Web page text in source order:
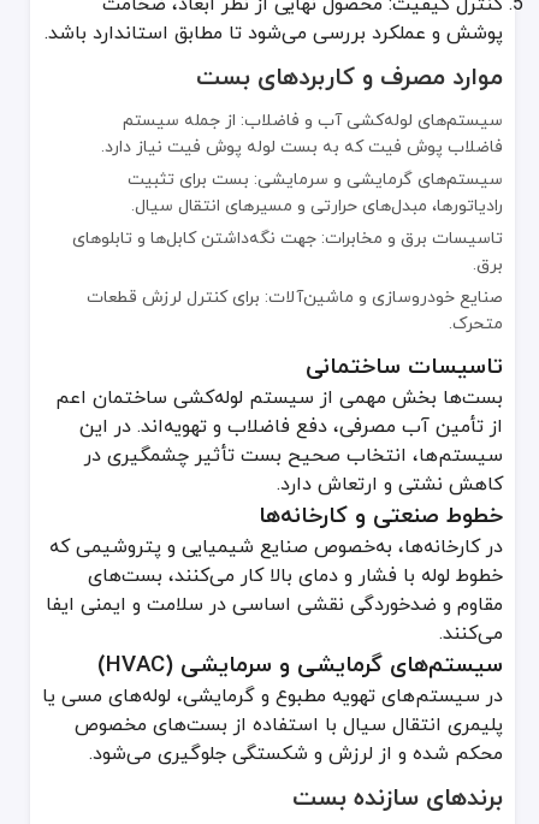
پوشش و عملکرد بررسی می‌شود تا مطابق استاندارد باشد.
موارد مصرف و کاربردهای بست
سیستم‌های لوله‌کشی آب و فاضلاب: از جمله سیستم
فاضلاب پوش فیت که به بست لوله پوش فیت نیاز دارد.
سیستم‌های گرمایشی و سرمایشی: بست برای تثبیت
رادیاتورها، مبدل‌های حرارتی و مسیرهای انتقال سیال.
تاسیسات برق و مخابرات: جهت نگه‌داشتن کابل‌ها و تابلوهای
برق.
صنایع خودروسازی و ماشین‌آلات: برای کنترل لرزش قطعات
متحرک.
تاسیسات ساختمانی
بست‌ها بخش مهمی از سیستم لوله‌کشی ساختمان اعم
از تأمین آب مصرفی، دفع فاضلاب و تهویه‌اند. در این
سیستم‌ها، انتخاب صحیح بست تأثیر چشمگیری در
کاهش نشتی و ارتعاش دارد.
خطوط صنعتی و کارخانه‌ها
در کارخانه‌ها، به‌خصوص صنایع شیمیایی و پتروشیمی که
خطوط لوله با فشار و دمای بالا کار می‌کنند، بست‌های
مقاوم و ضدخوردگی نقشی اساسی در سلامت و ایمنی ایفا
می‌کنند.
سیستم‌های گرمایشی و سرمایشی (HVAC)
در سیستم‌های تهویه مطبوع و گرمایشی، لوله‌های مسی یا
پلیمری انتقال سیال با استفاده از بست‌های مخصوص
محکم شده و از لرزش و شکستگی جلوگیری می‌شود.
برندهای سازنده بست